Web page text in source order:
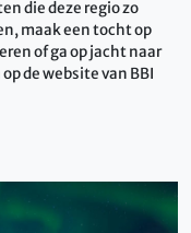
die deze regio zo
maak een tocht op
of ga op jacht naar
de website van BBI